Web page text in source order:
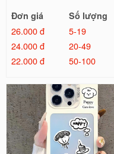
Đơn giá
Số lượng
26.000 đ
5-19
24.000 đ
20-49
22.000 đ
50-100